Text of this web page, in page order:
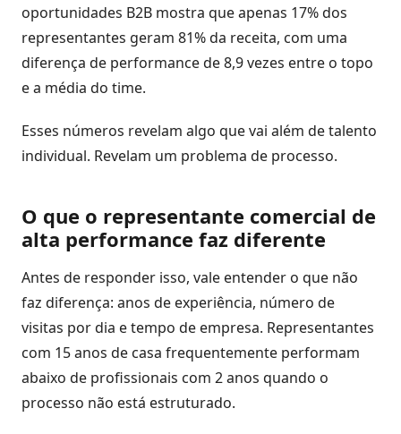
marketing
CRM
de
Relacionamento
de
Leads
Atividades
e
Negociações
Agenda
Automática
oportunidades B2B mostra que apenas 17% dos
representantes geram 81% da receita, com uma
diferença de performance de 8,9 vezes entre o topo
e a média do time.
Esses números revelam algo que vai além de talento
individual. Revelam um problema de processo.
O que o representante comercial de
alta performance faz diferente
Antes de responder isso, vale entender o que não
faz diferença: anos de experiência, número de
visitas por dia e tempo de empresa. Representantes
com 15 anos de casa frequentemente performam
abaixo de profissionais com 2 anos quando o
processo não está estruturado.